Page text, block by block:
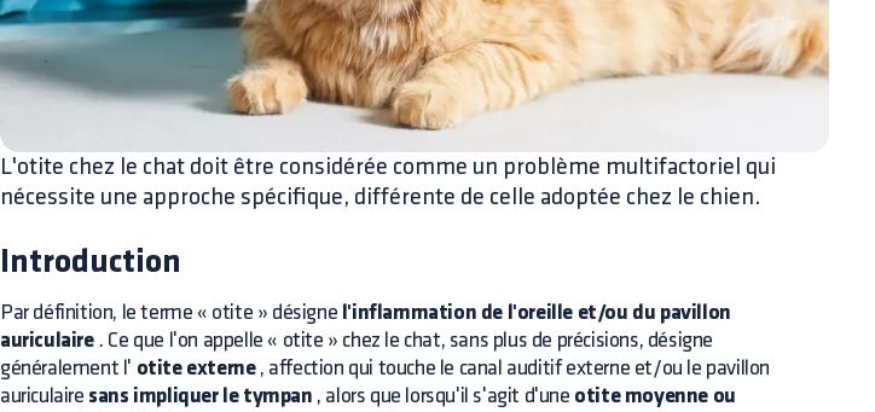
L'otite chez le chat doit être considérée comme un problème multifactoriel qui
nécessite une approche spécifique, différente de celle adoptée chez le chien.
Introduction
Par définition, le terme « otite » désigne l'inflammation de l'oreille et/ou du pavillon
auriculaire. Ce que l'on appelle « otite » chez le chat, sans plus de précisions, désigne
généralement l' otite externe, affection qui touche le canal auditif externe et/ou le pavillon
auriculaire sans impliquer le tympan , alors que lorsqu'il s'agit d'une otite moyenne ou